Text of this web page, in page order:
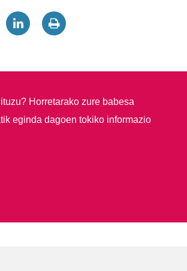
Horretarako zure babesa
eginda dagoen tokiko informazio